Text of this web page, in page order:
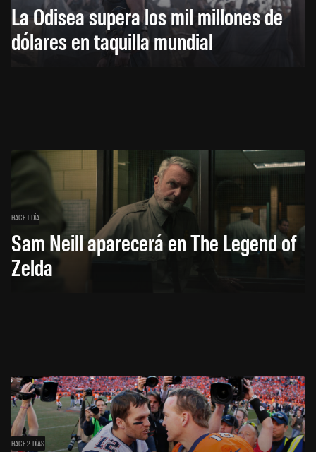
La Odisea supera los mil millones de
dólares en taquilla mundial
HACE 1 DÍA
Sam Neill aparecerá en The Legend of
Zelda
HACE 2 DÍAS